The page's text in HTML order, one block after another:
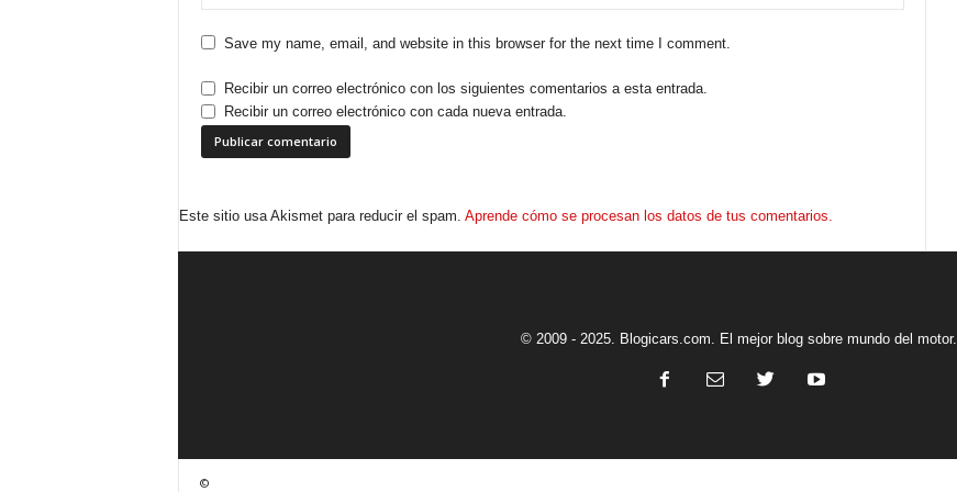
Save my name, email, and website in this browser for the next time I comment.
Recibir un correo electrónico con los siguientes comentarios a esta entrada.
Recibir un correo electrónico con cada nueva entrada.
Este sitio usa Akismet para reducir el spam. Aprende cómo se procesan los datos de tus comentarios.
© 2009 - 2025. Blogicars.com. El mejor blog sobre mundo del motor.
©